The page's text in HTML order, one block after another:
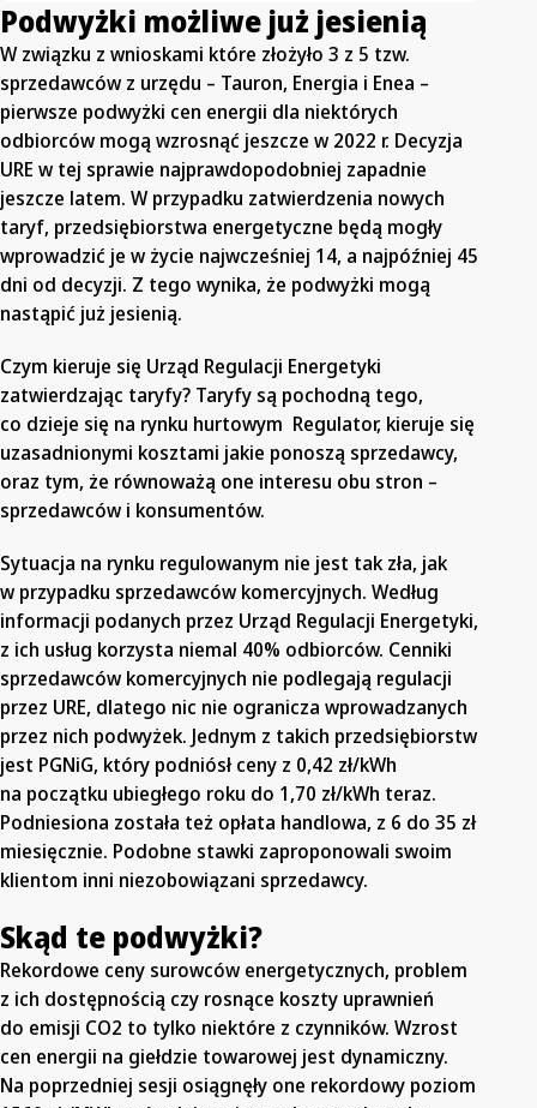
Podwyżki możliwe już jesienią
W związku z wnioskami które złożyło 3 z 5 tzw.
sprzedawców z urzędu – Tauron, Energia i Enea –
pierwsze podwyżki cen energii dla niektórych
odbiorców mogą wzrosnąć jeszcze w 2022 r. Decyzja
URE w tej sprawie najprawdopodobniej zapadnie
jeszcze latem. W przypadku zatwierdzenia nowych
taryf, przedsiębiorstwa energetyczne będą mogły
wprowadzić je w życie najwcześniej 14, a najpóźniej 45
dni od decyzji. Z tego wynika, że podwyżki mogą
nastąpić już jesienią.
Czym kieruje się Urząd Regulacji Energetyki
zatwierdzając taryfy? Taryfy są pochodną tego,
co dzieje się na rynku hurtowym Regulator, kieruje się
uzasadnionymi kosztami jakie ponoszą sprzedawcy,
oraz tym, że równoważą one interesu obu stron –
sprzedawców i konsumentów.
Sytuacja na rynku regulowanym nie jest tak zła, jak
w przypadku sprzedawców komercyjnych. Według
informacji podanych przez Urząd Regulacji Energetyki,
z ich usług korzysta niemal 40% odbiorców. Cenniki
sprzedawców komercyjnych nie podlegają regulacji
przez URE, dlatego nic nie ogranicza wprowadzanych
przez nich podwyżek. Jednym z takich przedsiębiorstw
jest PGNiG, który podniósł ceny z 0,42 zł/kWh
na początku ubiegłego roku do 1,70 zł/kWh teraz.
Podniesiona została też opłata handlowa, z 6 do 35 zł
miesięcznie. Podobne stawki zaproponowali swoim
klientom inni niezobowiązani sprzedawcy.
Skąd te podwyżki?
Rekordowe ceny surowców energetycznych, problem
z ich dostępnością czy rosnące koszty uprawnień
do emisji CO2 to tylko niektóre z czynników. Wzrost
cen energii na giełdzie towarowej jest dynamiczny.
Na poprzedniej sesji osiągnęły one rekordowy poziom